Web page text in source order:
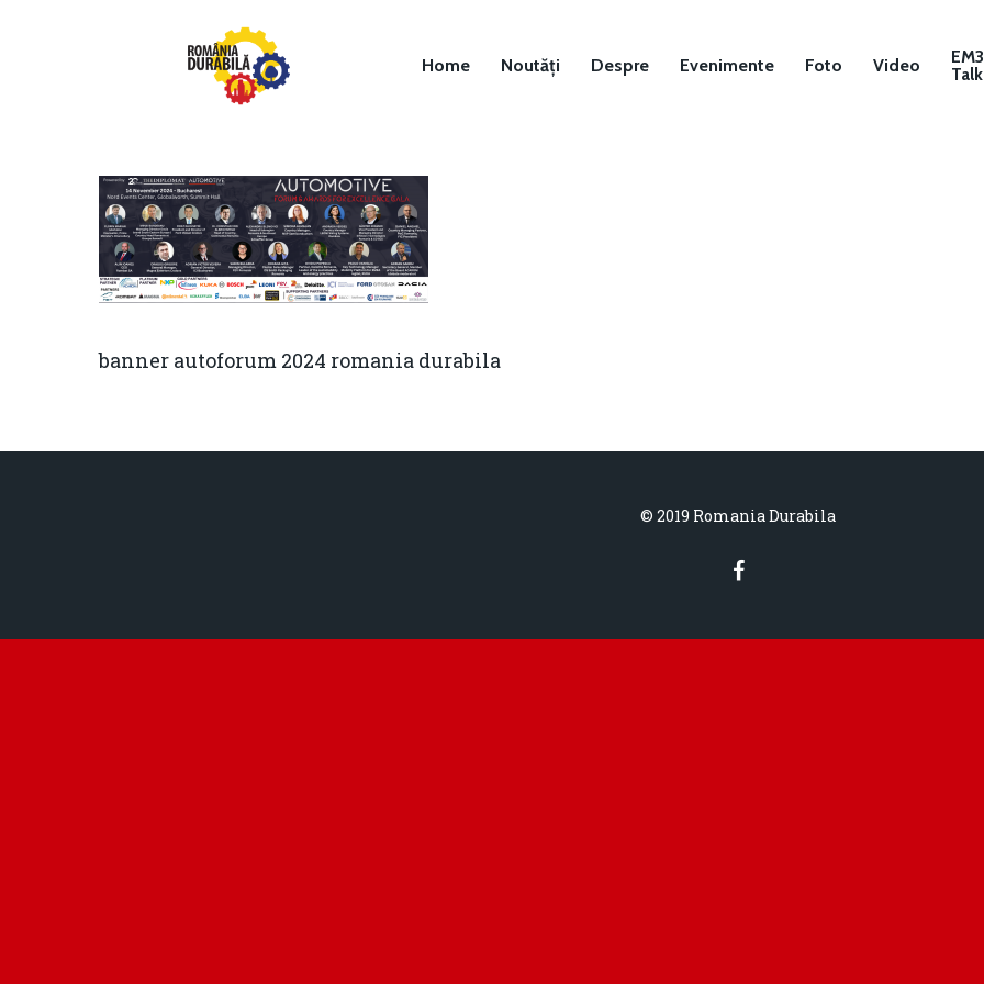
Hit enter to search or ESC to close
Home Noutăți Despre Evenimente Foto Video
Talk
banner autoforum 2024 romania durabila
© 2019 Romania Durabila